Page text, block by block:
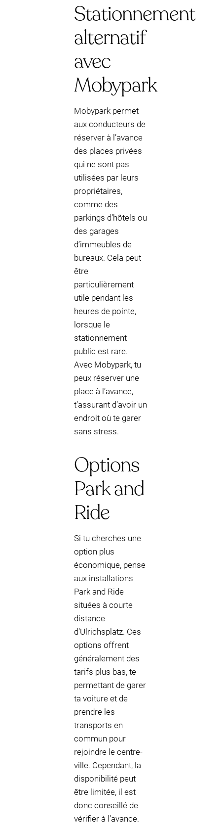
Stationnement
alternatif
avec
Mobypark
Mobypark permet
aux conducteurs de
réserver à l’avance
des places privées
qui ne sont pas
utilisées par leurs
propriétaires,
comme des
parkings d’hôtels ou
des garages
d’immeubles de
bureaux. Cela peut
être
particulièrement
utile pendant les
heures de pointe,
lorsque le
stationnement
public est rare.
Avec Mobypark, tu
peux réserver une
place à l’avance,
t’assurant d’avoir un
endroit où te garer
sans stress.
Options
Park and
Ride
Si tu cherches une
option plus
économique, pense
aux installations
Park and Ride
situées à courte
distance
d’Ulrichsplatz. Ces
options offrent
généralement des
tarifs plus bas, te
permettant de garer
ta voiture et de
prendre les
transports en
commun pour
rejoindre le centre-
ville. Cependant, la
disponibilité peut
être limitée, il est
donc conseillé de
vérifier à l’avance.